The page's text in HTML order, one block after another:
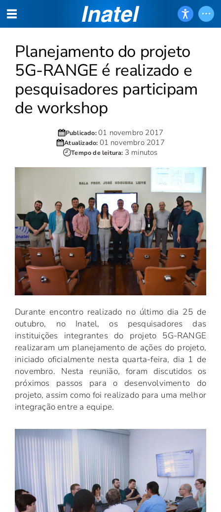
Planejamento do projeto
5G-RANGE é realizado e
pesquisadores participam
de workshop
Publicado:01 novembro 2017
Atualizado: 01 novembro 2017
Tempo de leitura: 3 minutos
Durante encontro realizado no último dia 25 de
outubro, no Inatel, os pesquisadores das
instituições integrantes do projeto 5G-RANGE
realizaram um planejamento de ações do projeto,
iniciado oficialmente nesta quarta-feira, dia 1 de
novembro. Nesta reunião, foram discutidos os
próximos passos para o desenvolvimento do
projeto, assim como foi realizado para uma melhor
integração entre a equipe.